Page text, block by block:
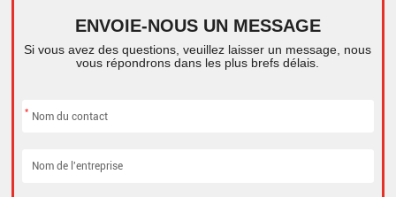
ENVOIE-NOUS UN MESSAGE
Si vous avez des questions, veuillez laisser un message, nous
vous répondrons dans les plus brefs délais.
*